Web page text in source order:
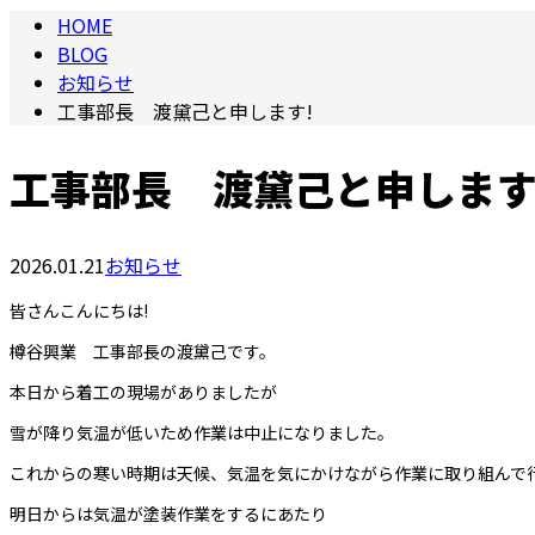
HOME
BLOG
お知らせ
工事部長 渡黛己と申します!
工事部長 渡黛己と申しま
2026.01.21お知らせ
皆さんこんにちは!
樽谷興業 工事部長の渡黛己です。
本日から着工の現場がありましたが
雪が降り気温が低いため作業は中止になりました。
これからの寒い時期は天候、気温を気にかけながら作業に取り組んで
明日からは気温が塗装作業をするにあたり